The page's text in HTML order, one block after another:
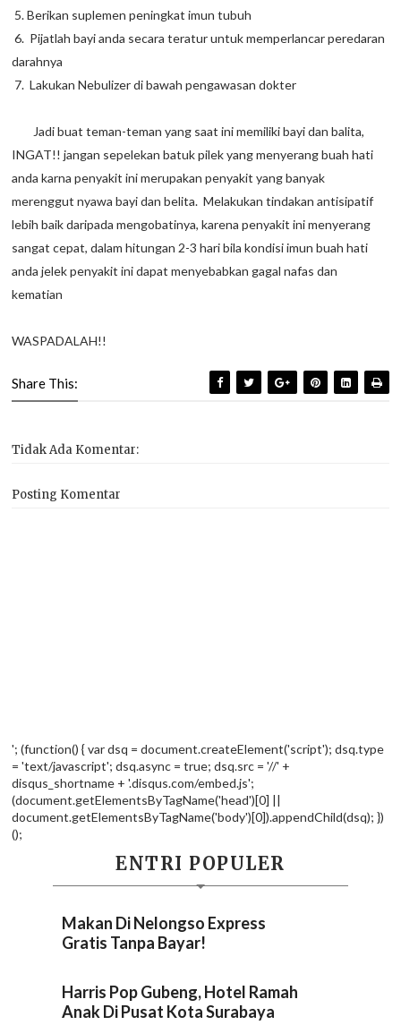
5. Berikan suplemen peningkat imun tubuh
6. Pijatlah bayi anda secara teratur untuk memperlancar peredaran
darahnya
7. Lakukan Nebulizer di bawah pengawasan dokter
Jadi buat teman-teman yang saat ini memiliki bayi dan balita,
INGAT!! jangan sepelekan batuk pilek yang menyerang buah hati
anda karna penyakit ini merupakan penyakit yang banyak
merenggut nyawa bayi dan belita. Melakukan tindakan antisipatif
lebih baik daripada mengobatinya, karena penyakit ini menyerang
sangat cepat, dalam hitungan 2-3 hari bila kondisi imun buah hati
anda jelek penyakit ini dapat menyebabkan gagal nafas dan
kematian
WASPADALAH!!
Share This:
Tidak Ada Komentar:
Posting Komentar
'; (function() { var dsq = document.createElement('script'); dsq.type
= 'text/javascript'; dsq.async = true; dsq.src = '//' +
disqus_shortname + '.disqus.com/embed.js';
(document.getElementsByTagName('head')[0] ||
document.getElementsByTagName('body')[0]).appendChild(dsq); })
();
ENTRI POPULER
Makan Di Nelongso Express
Gratis Tanpa Bayar!
Harris Pop Gubeng, Hotel Ramah
Anak Di Pusat Kota Surabaya